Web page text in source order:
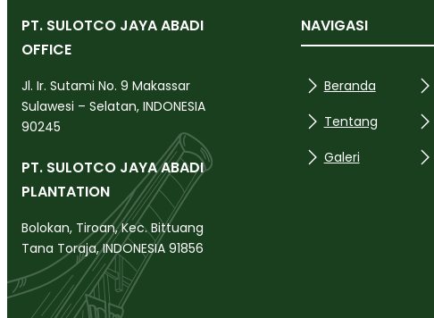
PT. SULOTCO JAYA ABADI
OFFICE
Jl. Ir. Sutami No. 9 Makassar
Sulawesi – Selatan, INDONESIA
90245
PT. SULOTCO JAYA ABADI
PLANTATION
Bolokan, Tiroan, Kec. Bittuang
Tana Toraja, INDONESIA 91856
NAVIGASI
Beranda
Tentang
Galeri